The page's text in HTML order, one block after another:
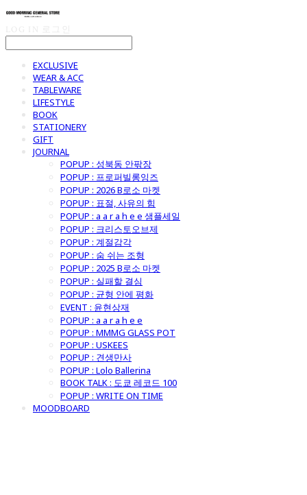
EXCLUSIVE
WEAR & ACC
TABLEWARE
LIFESTYLE
BOOK
STATIONERY
GIFT
JOURNAL
POPUP : 성북동 안팎장
POPUP : 프로퍼빌롱잉즈
POPUP : 2026 B로소 마켓
POPUP : 표절, 사유의 힘
POPUP : a a r a h e e 샘플세일
POPUP : 크리스토오브제
POPUP : 계절감각
POPUP : 숨 쉬는 조형
POPUP : 2025 B로소 마켓
POPUP : 실패할 결심
POPUP : 균형 안에 평화
EVENT : 윤현상재
POPUP : a a r a h e e
POPUP : MMMG GLASS POT
POPUP : USKEES
POPUP : 견생만사
POPUP : Lolo Ballerina
BOOK TALK : 도쿄 레코드 100
POPUP : WRITE ON TIME
MOODBOARD